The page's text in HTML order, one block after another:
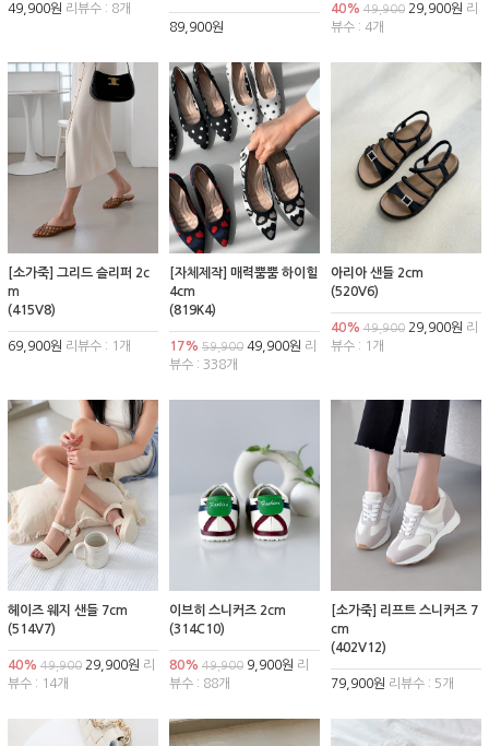
49,900원 리뷰수 : 8개
89,900원
40% 49,90029,900원 리
뷰수 : 4개
[소가죽] 그리드 슬리퍼 2c
m
(415V8)
69,900원 리뷰수 : 1개
[자체제작] 매력뿜뿜 하이힐
4cm
(819K4)
17% 59,90049,900원 리
뷰수 : 338개
아리아 샌들 2cm
(520V6)
40% 49,90029,900원 리
뷰수 : 1개
헤이즈 웨지 샌들 7cm
(514V7)
40% 49,900 29,900원 리
뷰수 : 14개
이브히 스니커즈 2cm
(314C10)
80% 49,9009,900원 리
뷰수 : 88개
[소가죽] 리프트 스니커즈 7
cm
(402V12)
79,900원 리뷰수 : 5개